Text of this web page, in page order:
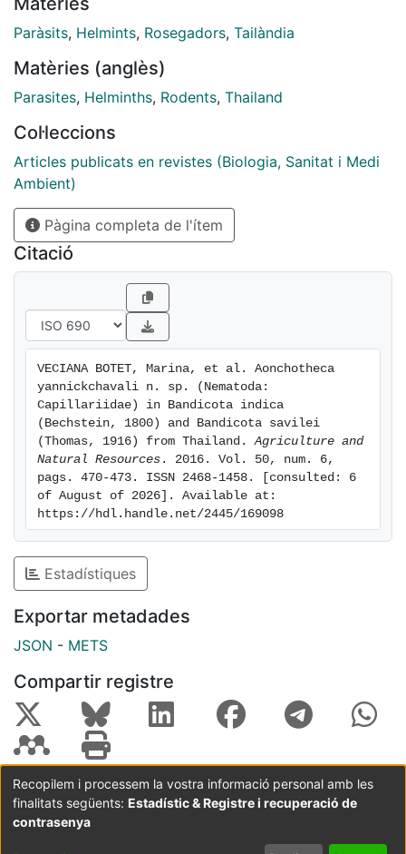
provided based on both female and male
specimenscollected from two bandicoot rat species
(Buriramand Nan provinces). This nematode can be
separated from other knownAonchothecafound in
of the spicules in males and the vulvar appendage in
females.
Paràsits, Helmints, Rosegadors, Tailàndia
Matèries (anglès)
Parasites, Helminths, Rodents, Thailand
Col·leccions
Articles publicats en revistes (Biologia, Sanitat i Medi
Ambient)
Pàgina completa de l'ítem
Citació
VECIANA BOTET, Marina, et al. Aonchotheca
yannickchavali n. sp. (Nematoda:
Capillariidae) in Bandicota indica
(Bechstein, 1800) and Bandicota savilei
(Thomas, 1916) from Thailand. Agriculture and
Natural Resources . 2016. Vol. 50, num. 6,
pags. 470-473. ISSN 2468-1458. [consulted: 6
of August of 2026]. Available at:
https://hdl.handle.net/2445/169098
Estadístiques
Exportar metadades
JSON - METS
Compartir registre
Coordinació:CRAI UB Avís legal
Metadades
subjectes a:
Recopilem i processem la vostra informació personal amb les
finalitats següents: Estadístic & Registre i recuperació de
contrasenya